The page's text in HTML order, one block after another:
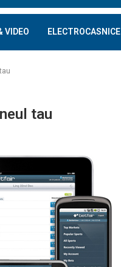
VIDEO ELECTROCASNICE
tau